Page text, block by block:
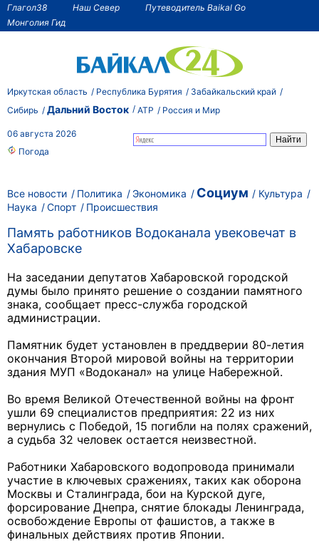
Глагол38 Наш Север
Путеводитель Baikal Go
Монголия Гид
Иркутская область Республика Бурятия
Забайкальский край
Сибирь
Дальний Восток АТР Россия и Мир
06 августа 2026
Погода
Все новости Политика Экономика Социум
Культура
Наука
Спорт Происшествия
Память работников Водоканала увековечат в
Хабаровске
На заседании депутатов Хабаровской городской
думы было принято решение о создании памятного
знака, сообщает пресс-служба городской
администрации.
Памятник будет установлен в преддверии 80-летия
окончания Второй мировой войны на территории
здания МУП «Водоканал» на улице Набережной.
Во время Великой Отечественной войны на фронт
ушли 69 специалистов предприятия: 22 из них
вернулись с Победой, 15 погибли на полях сражений,
а судьба 32 человек остается неизвестной.
Работники Хабаровского водопровода принимали
участие в ключевых сражениях, таких как оборона
Москвы и Сталинграда, бои на Курской дуге,
форсирование Днепра, снятие блокады Ленинграда,
освобождение Европы от фашистов, а также в
финальных действиях против Японии.